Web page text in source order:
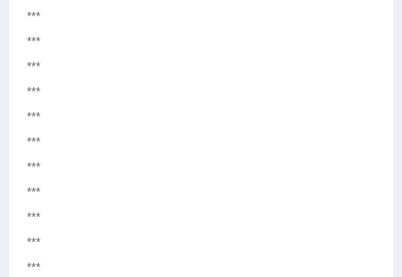
***
***
***
***
***
***
***
***
***
***
***